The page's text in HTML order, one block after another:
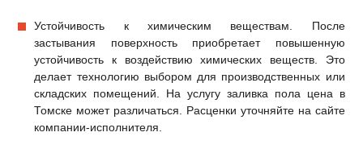
Устойчивость к химическим веществам. После
застывания поверхность приобретает повышенную
устойчивость к воздействию химических веществ. Это
делает технологию выбором для производственных или
складских помещений. На услугу заливка пола цена в
Томске может различаться. Расценки уточняйте на сайте
компании-исполнителя.